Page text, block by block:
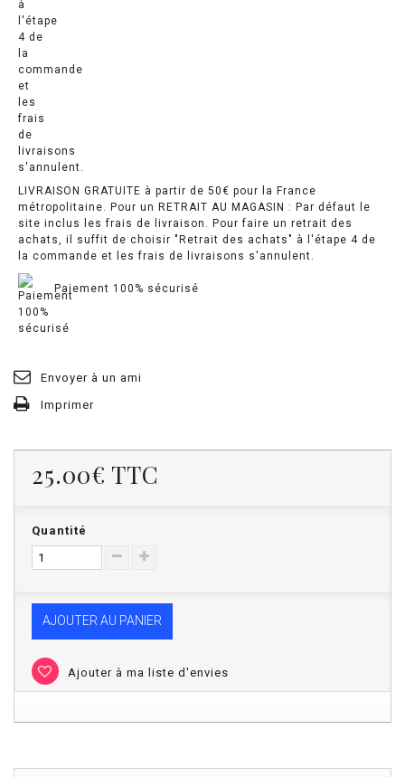
LIVRAISON GRATUITE à partir de 50€ pour la France
métropolitaine. Pour un RETRAIT AU MAGASIN : Par défaut le
site inclus les frais de livraison. Pour faire un retrait des
achats, il suffit de choisir "Retrait des achats" à l'étape 4 de
la commande et les frais de livraisons s'annulent.
Paiement 100% sécurisé
Envoyer à un ami
Imprimer
25.00€ TTC
Quantité
AJOUTER AU PANIER
Ajouter à ma liste d'envies